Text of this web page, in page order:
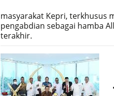
masyarakat Kepri, terkhusus
pengabdian sebagai hamba
terakhir.